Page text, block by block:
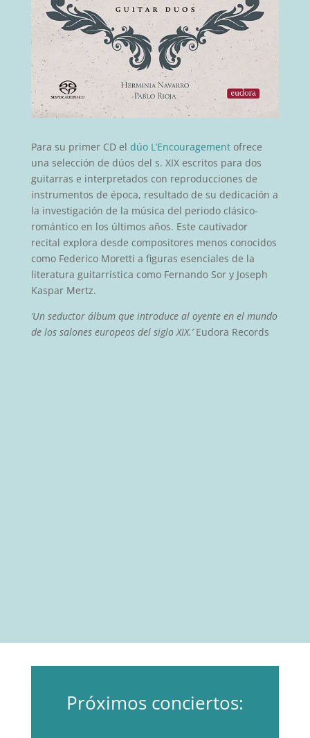
Para su primer CD el dúo L’Encouragementofrece
una selección de dúos del s. XIX escritos para dos
guitarras e interpretados con reproducciones de
instrumentos de época, resultado de su dedicación a
la investigación de la música del periodo clásico-
romántico en los últimos años. Este cautivador
recital explora desde compositores menos conocidos
como Federico Moretti a figuras esenciales de la
literatura guitarrística como Fernando Sor y Joseph
Kaspar Mertz.
‘Un seductor álbum que introduce al oyente en el mundo
de los salones europeos del siglo XIX.’Eudora Records
Próximos conciertos: